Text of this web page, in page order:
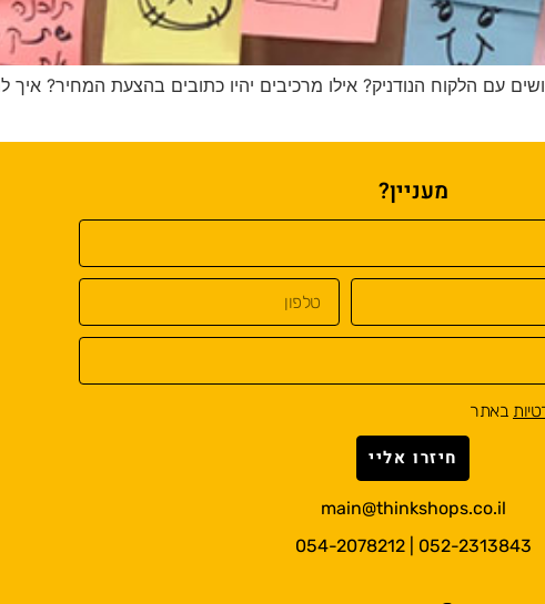
עם הלקוח הנודניק? אילו מרכיבים יהיו כתובים בהצעת המחיר? איך
מעניין?
באתר
חיזרו אליי
main@thinkshops.co.il
052-2313843 | 054-2078212